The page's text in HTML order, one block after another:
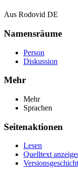
Aus Rodovid DE
Namensräume
Person
Diskussion
Mehr
Mehr
Sprachen
Seitenaktionen
Lesen
Quelltext